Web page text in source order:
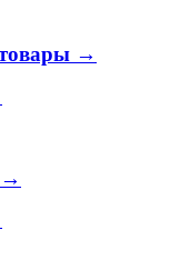
→
→